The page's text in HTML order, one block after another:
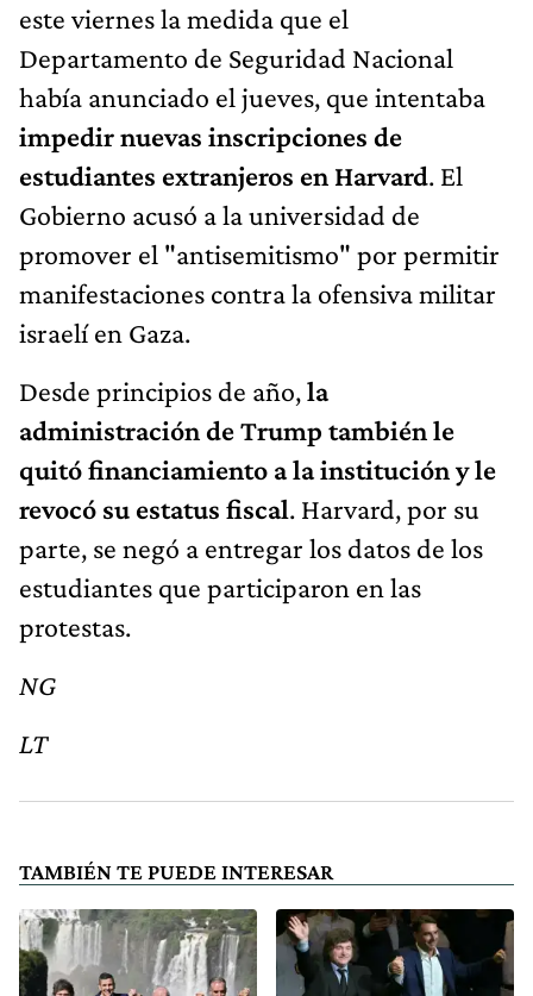
este viernes la medida que el
Departamento de Seguridad Nacional
había anunciado el jueves, que intentaba
impedir nuevas inscripciones de
estudiantes extranjeros en Harvard. El
Gobierno acusó a la universidad de
promover el "antisemitismo" por permitir
manifestaciones contra la ofensiva militar
israelí en Gaza.
Desde principios de año,la
administración de Trump también le
quitó financiamiento a la institución y le
revocó su estatus fiscal. Harvard, por su
parte, se negó a entregar los datos de los
estudiantes que participaron en las
protestas.
NG
LT
TAMBIÉN TE PUEDE INTERESAR